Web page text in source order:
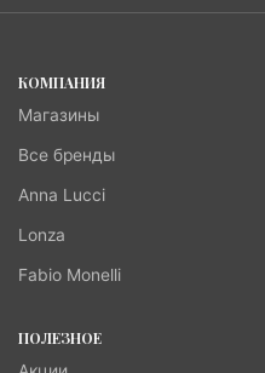
КОМПАНИЯ
Магазины
Все бренды
Anna Lucci
Lonza
Fabio Monelli
ПОЛЕЗНОЕ